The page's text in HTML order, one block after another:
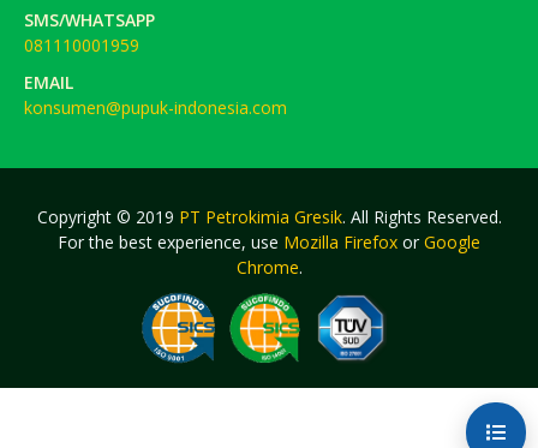
SMS/WHATSAPP
081110001959
EMAIL
konsumen@pupuk-indonesia.com
Copyright © 2019 PT Petrokimia Gresik. All Rights Reserved.
For the best experience, use Mozilla Firefox or Google
Chrome.